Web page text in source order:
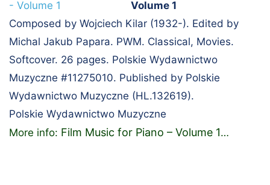
Volume 1
Composed by Wojciech Kilar (1932-). Edited by
Michal Jakub Papara. PWM. Classical, Movies.
Softcover. 26 pages. Polskie Wydawnictwo
Muzyczne #11275010. Published by Polskie
Wydawnictwo Muzyczne (HL.132619).
Polskie Wydawnictwo Muzyczne
More info: Film Music for Piano – Volume 1…